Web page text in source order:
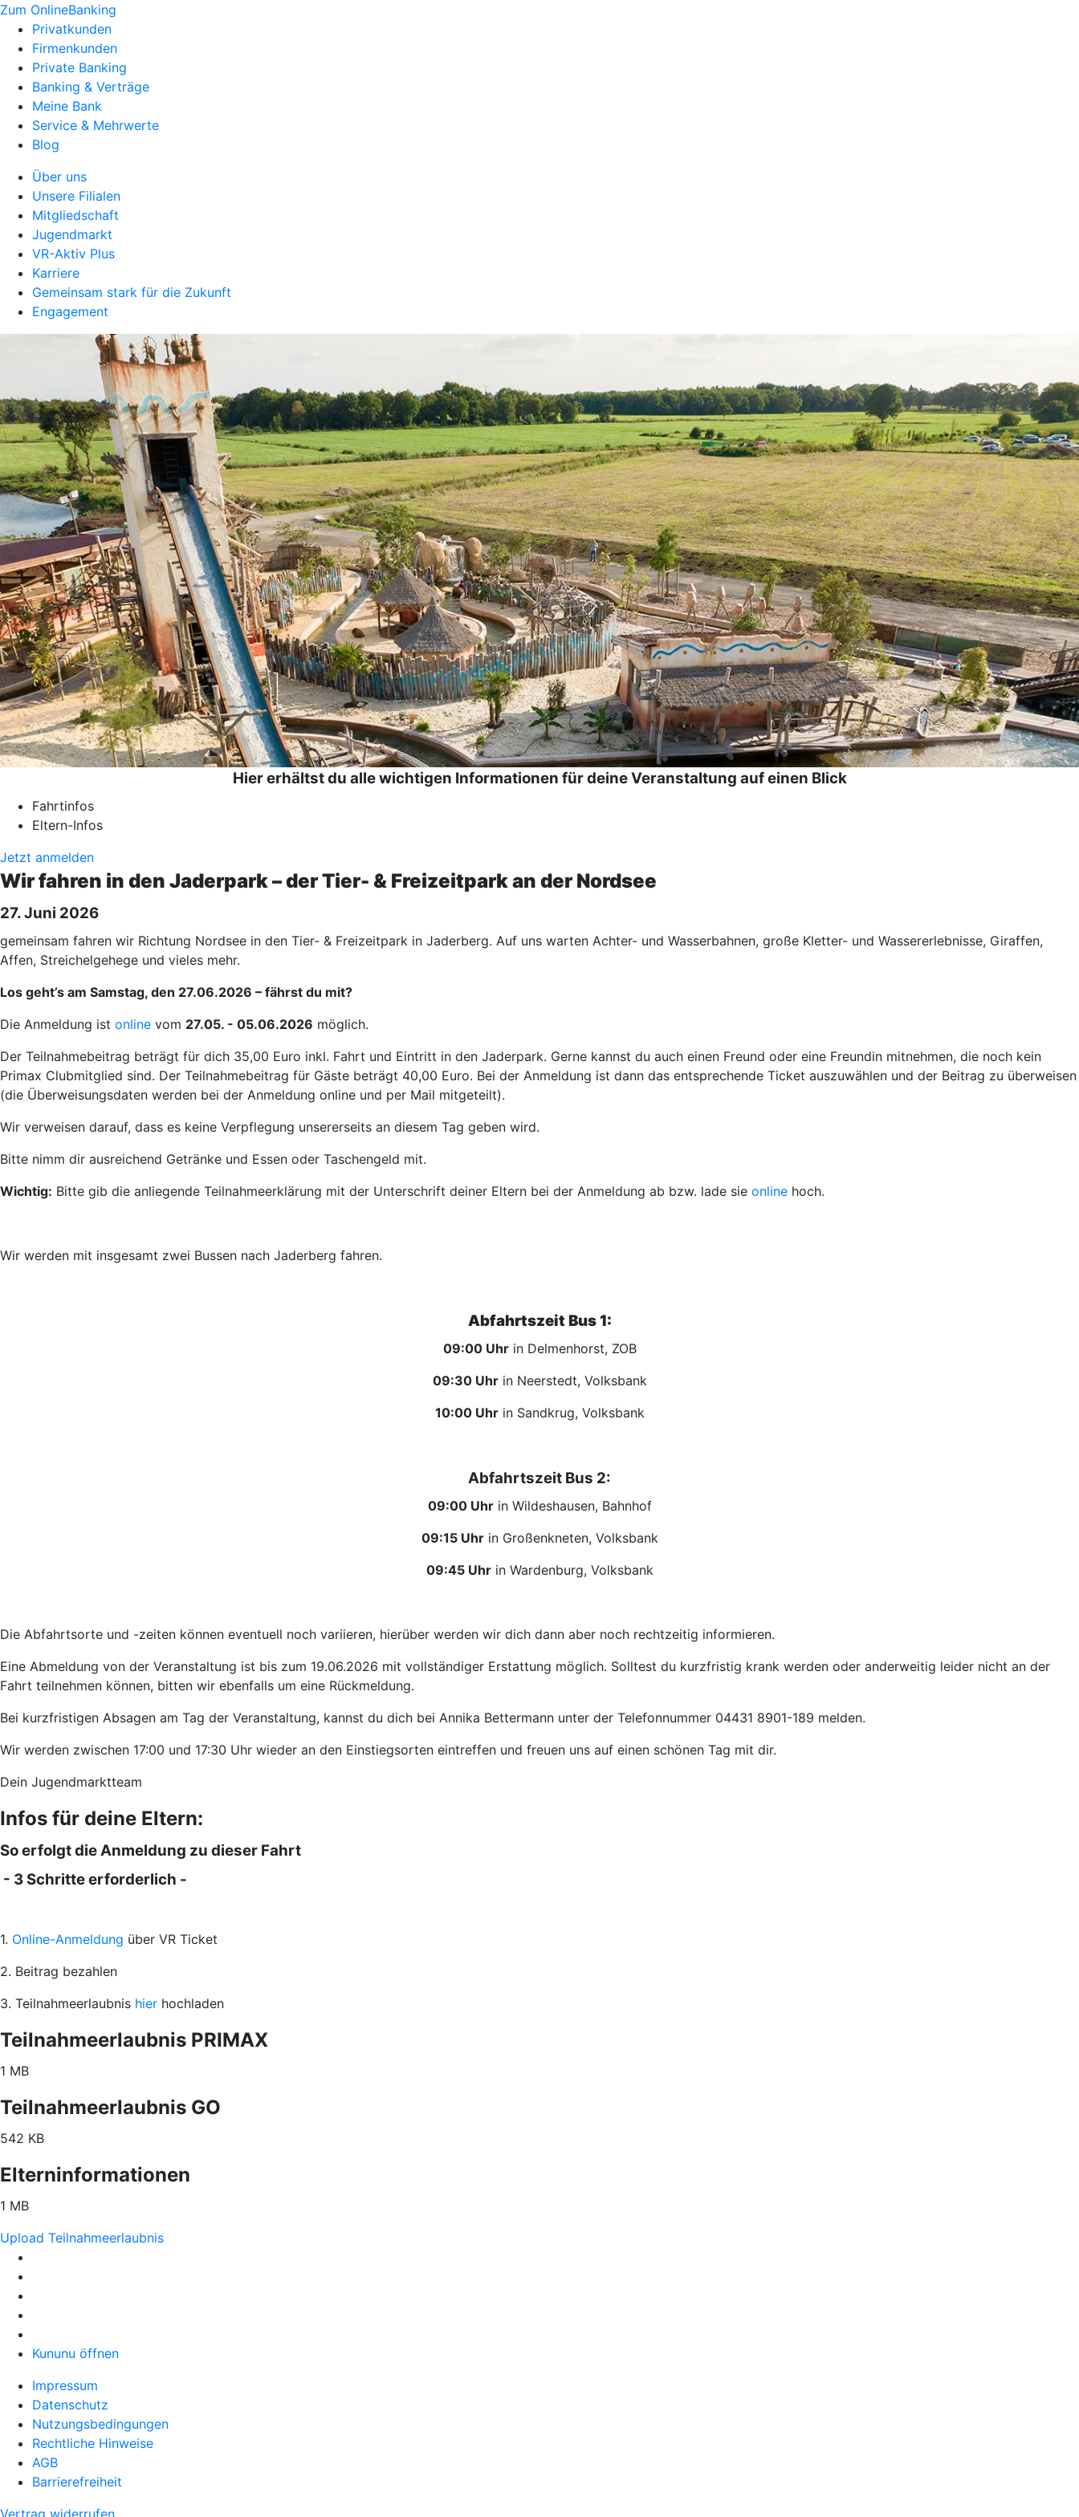
Zum OnlineBanking
Privatkunden
Firmenkunden
Private Banking
Banking & Verträge
Meine Bank
Service & Mehrwerte
Blog
Über uns
Unsere Filialen
Mitgliedschaft
Jugendmarkt
VR-Aktiv Plus
Karriere
Gemeinsam stark für die Zukunft
Engagement
Hier erhältst du alle wichtigen Informationen für deine Veranstaltung auf einen Blick
Fahrtinfos
Eltern-Infos
Jetzt anmelden
Wir fahren in den Jaderpark – der Tier- & Freizeitpark an der Nordsee
27. Juni 2026
gemeinsam fahren wir Richtung Nordsee in den Tier- & Freizeitpark in Jaderberg. Auf uns warten Achter- und Wasserbahnen, große Kletter- und Wassererlebnisse, Giraffen,
Affen, Streichelgehege und vieles mehr.
Los geht’s am Samstag, den 27.06.2026 – fährst du mit?
Die Anmeldung ist online vom 27.05. - 05.06.2026 möglich.
Der Teilnahmebeitrag beträgt für dich 35,00 Euro inkl. Fahrt und Eintritt in den Jaderpark. Gerne kannst du auch einen Freund oder eine Freundin mitnehmen, die noch kein
Primax Clubmitglied sind. Der Teilnahmebeitrag für Gäste beträgt 40,00 Euro. Bei der Anmeldung ist dann das entsprechende Ticket auszuwählen und der Beitrag zu überweisen
(die Überweisungsdaten werden bei der Anmeldung online und per Mail mitgeteilt).
Wir verweisen darauf, dass es keine Verpflegung unsererseits an diesem Tag geben wird.
Bitte nimm dir ausreichend Getränke und Essen oder Taschengeld mit.
Wichtig: Bitte gib die anliegende Teilnahmeerklärung mit der Unterschrift deiner Eltern bei der Anmeldung ab bzw. lade sie online hoch.
Wir werden mit insgesamt zwei Bussen nach Jaderberg fahren.
Abfahrtszeit Bus 1:
09:00 Uhrin Delmenhorst, ZOB
09:30 Uhrin Neerstedt, Volksbank
10:00 Uhrin Sandkrug, Volksbank
Abfahrtszeit Bus 2:
09:00 Uhrin Wildeshausen, Bahnhof
09:15 Uhrin Großenkneten, Volksbank
09:45 Uhrin Wardenburg, Volksbank
Die Abfahrtsorte und -zeiten können eventuell noch variieren, hierüber werden wir dich dann aber noch rechtzeitig informieren.
Eine Abmeldung von der Veranstaltung ist bis zum 19.06.2026 mit vollständiger Erstattung möglich. Solltest du kurzfristig krank werden oder anderweitig leider nicht an der
Fahrt teilnehmen können, bitten wir ebenfalls um eine Rückmeldung.
Bei kurzfristigen Absagen am Tag der Veranstaltung, kannst du dich bei Annika Bettermann unter der Telefonnummer 04431 8901-189 melden.
Wir werden zwischen 17:00 und 17:30 Uhr wieder an den Einstiegsorten eintreffen und freuen uns auf einen schönen Tag mit dir.
Dein Jugendmarktteam
Infos für deine Eltern:
So erfolgt die Anmeldung zu dieser Fahrt
- 3 Schritte erforderlich -
1. Online-Anmeldung über VR Ticket
2. Beitrag bezahlen
3. Teilnahmeerlaubnis hier hochladen
Teilnahmeerlaubnis PRIMAX
1 MB
Teilnahmeerlaubnis GO
542 KB
Elterninformationen
1 MB
Upload Teilnahmeerlaubnis
Kununu öffnen
Impressum
Datenschutz
Nutzungsbedingungen
Rechtliche Hinweise
AGB
Barrierefreiheit
Vertrag widerrufen